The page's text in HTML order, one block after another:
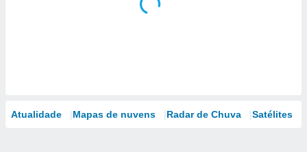
Atualidade Mapas de nuvens Radar de Chuva Satélites